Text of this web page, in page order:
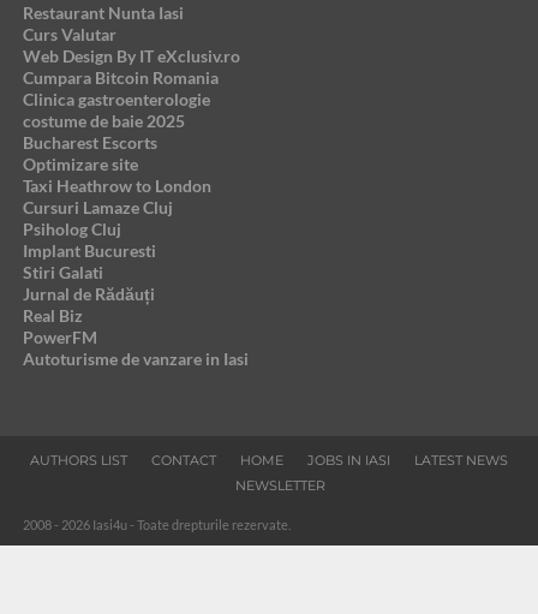
Restaurant Nunta Iasi
Curs Valutar
Web Design By IT eXclusiv.ro
Cumpara Bitcoin Romania
Clinica gastroenterologie
costume de baie 2025
Bucharest Escorts
Optimizare site
Taxi Heathrow to London
Cursuri Lamaze Cluj
Psiholog Cluj
Implant Bucuresti
Stiri Galati
Jurnal de Rădăuți
Real Biz
PowerFM
Autoturisme de vanzare in Iasi
AUTHORS LIST CONTACT HOME JOBS IN IASI
LATEST NEWS
NEWSLETTER
2008 - 2026 Iasi4u - Toate drepturile rezervate.